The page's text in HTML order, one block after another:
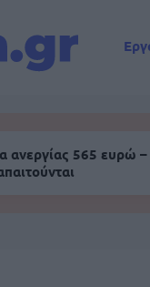
ανεργίας 565 ευρώ –